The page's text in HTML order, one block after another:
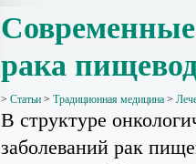
рака
> Статьи > Традиционная медицина >
В структуре
заболеваний рак